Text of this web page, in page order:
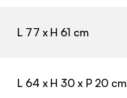
L 77 x H 61 cm
L 64 x H 30 x P 20 cm